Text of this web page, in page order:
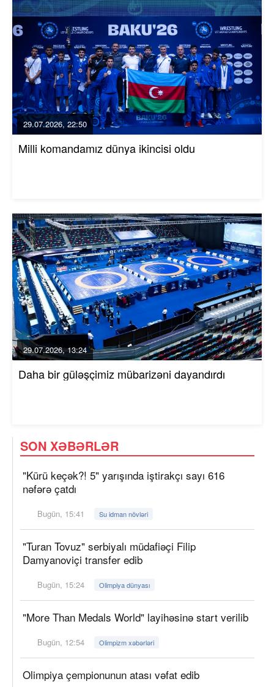
29.07.2026, 22:50
Milli komandamız dünya ikincisi oldu
29.07.2026, 13:24
Daha bir güləşçimiz mübarizəni dayandırdı
SON XƏBƏRLƏR
"Kürü keçək?! 5" yarışında iştirakçı sayı 616
nəfərə çatdı
Bugün, 15:41 Su idman növləri
"Turan Tovuz" serbiyalı müdafiəçi Filip
Damyanoviçi transfer edib
Bugün, 15:24 Olimpiya dünyası
"More Than Medals World" layihəsinə start verilib
Bugün, 12:54 Olimpizm xəbərləri
Olimpiya çempionunun atası vəfat edib